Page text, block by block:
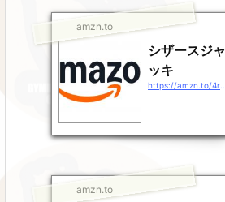
amzn.to
シザースジャ
ッキ
amzn.to